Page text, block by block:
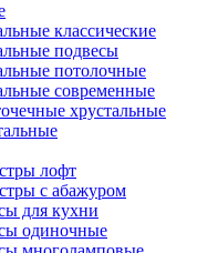
классические
подвесы
потолочные
современные
хрустальные
лофт
с абажуром
для кухни
одиночные